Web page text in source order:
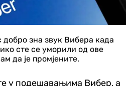
добро зна звук Вибера када
сте се уморили од ове
да је промјените.
у подешавањима Вибер, а